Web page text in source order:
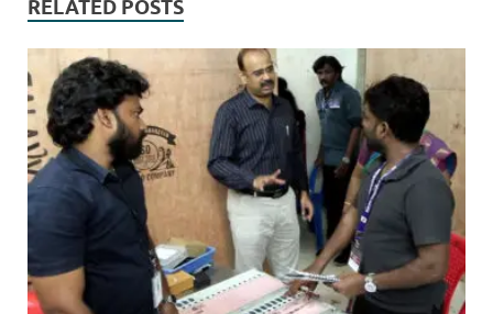
RELATED POSTS